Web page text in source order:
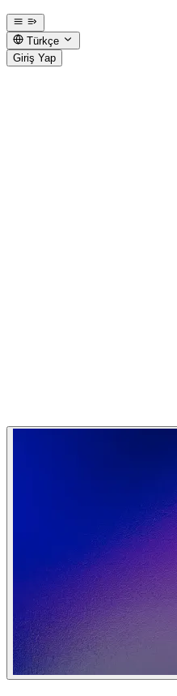
Türkçe
Giriş Yap